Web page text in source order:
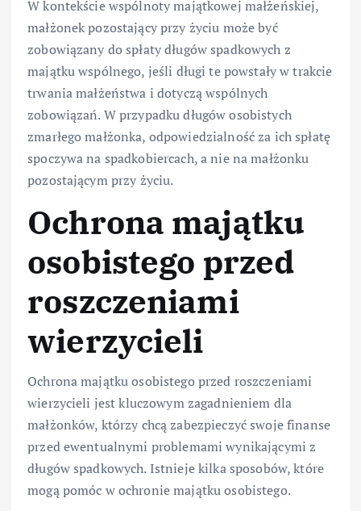
W kontekście wspólnoty majątkowej małżeńskiej,
małżonek pozostający przy życiu może być
zobowiązany do spłaty długów spadkowych z
majątku wspólnego, jeśli długi te powstały w trakcie
trwania małżeństwa i dotyczą wspólnych
zobowiązań. W przypadku długów osobistych
zmarłego małżonka, odpowiedzialność za ich spłatę
spoczywa na spadkobiercach, a nie na małżonku
pozostającym przy życiu.
Ochrona majątku
osobistego przed
roszczeniami
wierzycieli
Ochrona majątku osobistego przed roszczeniami
wierzycieli jest kluczowym zagadnieniem dla
małżonków, którzy chcą zabezpieczyć swoje finanse
przed ewentualnymi problemami wynikającymi z
długów spadkowych. Istnieje kilka sposobów, które
mogą pomóc w ochronie majątku osobistego.